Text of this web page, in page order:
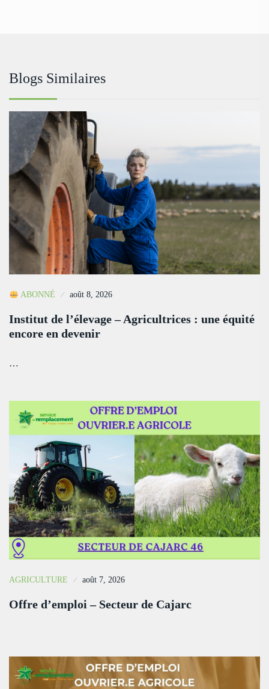
Blogs Similaires
ABONNÉ août 8, 2026
Institut de l’élevage – Agricultrices : une équité
encore en devenir
…
AGRICULTURE août 7, 2026
Offre d’emploi – Secteur de Cajarc